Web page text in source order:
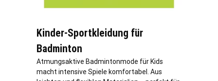
Kinder-Sportkleidung für
Badminton
Atmungsaktive Badmintonmode für Kids
macht intensive Spiele komfortabel. Aus